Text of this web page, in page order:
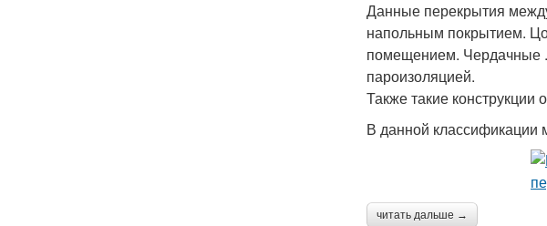
Данные перекрытия
напольным покрытием.
помещением. Чердачные .
пароизоляцией.
Также такие конструкции
В данной классификации
читать дальше →